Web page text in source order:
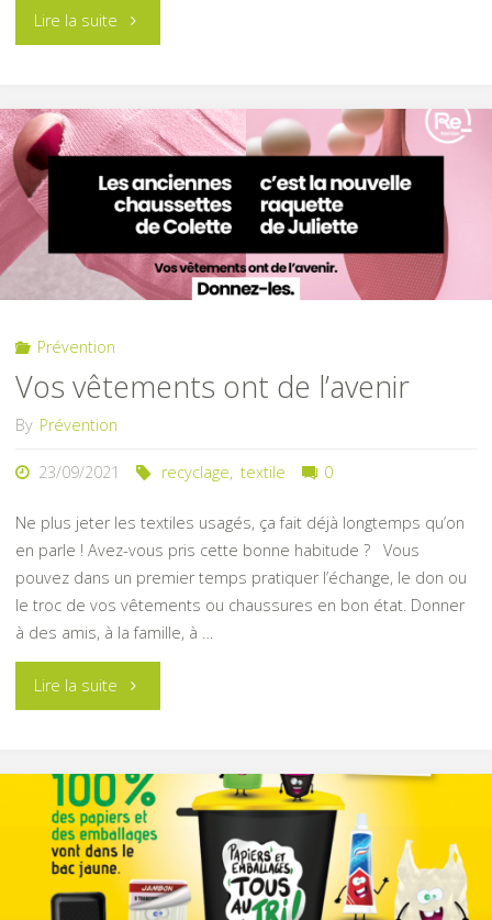
Lire la suite"Semaine
de
Réduction
des
Déchets
2022"
Prévention
Vos vêtements ont de l’avenir
By Prévention
23/09/2021 recyclage, textile 0
Ne plus jeter les textiles usagés, ça fait déjà longtemps qu’on
en parle ! Avez-vous pris cette bonne habitude ? Vous
pouvez dans un premier temps pratiquer l’échange, le don ou
le troc de vos vêtements ou chaussures en bon état. Donner
à des amis, à la famille, à …
Lire la suite"Vos
ont
de
l’avenir"